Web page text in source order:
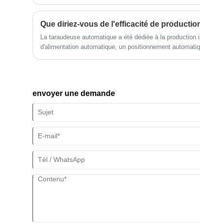
débris, ce qui donne une finition lisse.
La taraudeuse automatique a été dédiée à la
d'alimentation automatique, un positionnement
envoyer une demande